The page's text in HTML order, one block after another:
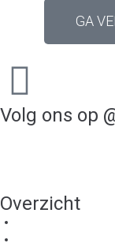
GA
Volg ons op
Overzicht